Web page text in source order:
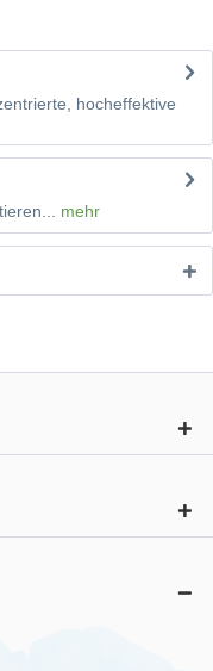
hocheffektive
mehr